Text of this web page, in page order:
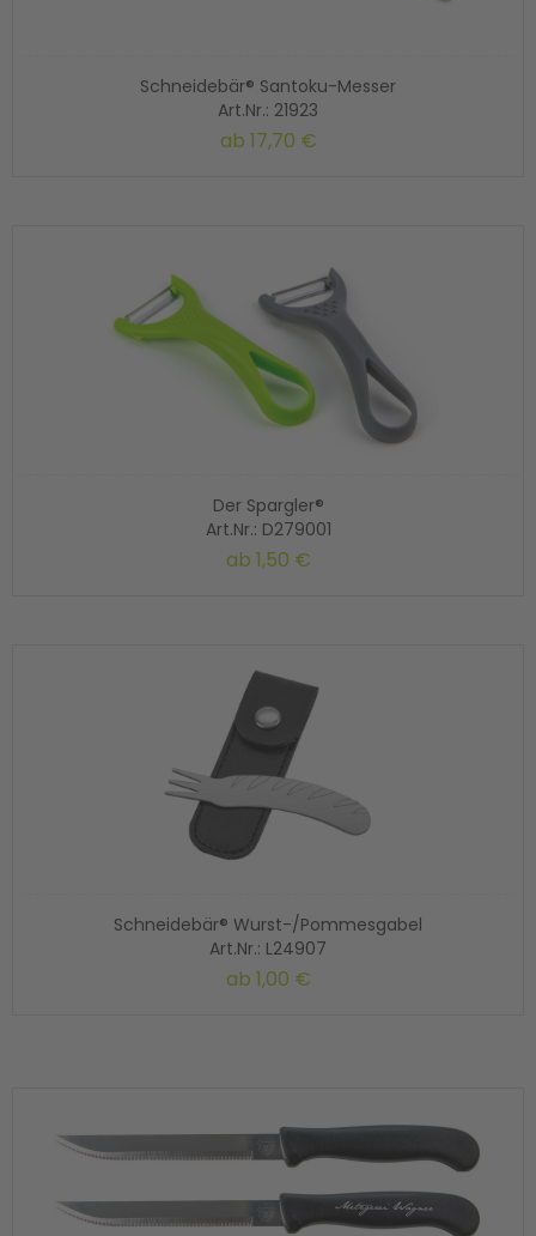
Schneidebär® Santoku-Messer
Art.Nr.: 21923
ab 17,70 €
Der Spargler®
Art.Nr.: D279001
ab 1,50 €
Schneidebär® Wurst-/Pommesgabel
Art.Nr.: L24907
ab 1,00 €